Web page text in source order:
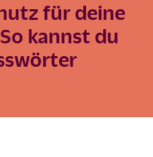
für deine
kannst du